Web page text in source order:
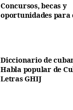
Concursos, becas y
oportunidades para
Diccionario de
Habla popular de
Letras GHIJ